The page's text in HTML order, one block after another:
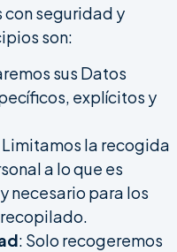
con seguridad y
son:
sus Datos
explícitos y
Limitamos la recogida
a lo que es
necesario para los
recopilado.
: Solo recogeremos